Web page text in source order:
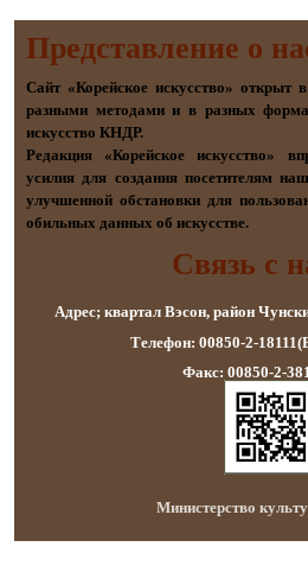
Представление о
Сайт «Корейское искусство» открыт
разными методами и в разных
искусство КНДР.
Редакция «Корейское искусство»
усилия для создания посетителям
улучшенной обстановки для
обильных данных об искусстве.
Связь с
Адрес; квартал Вэсон, район
Телефон: 00850-2-
Факс: 00850-2-
Министерство